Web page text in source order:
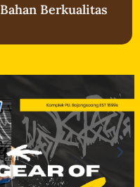
Bahan Berkualitas